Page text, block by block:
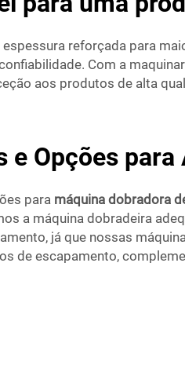
reforçada para
Com a
aos produtos de alta
e Opções
para máquina dobradora
a máquina dobradeira
já que nossas
de escapamento,